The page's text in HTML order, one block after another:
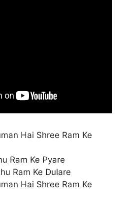
Hai Shree Ram Ke
Ram Ke Pyare
Ram Ke Dulare
Hai Shree Ram Ke